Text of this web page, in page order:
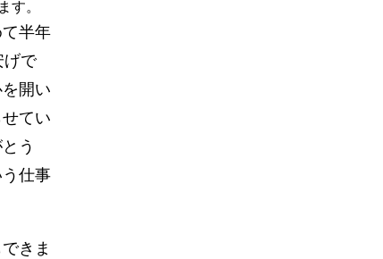
す。
半年
げで
開い
てい
う
仕事
きま